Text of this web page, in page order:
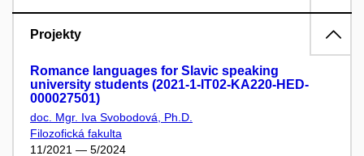
Projekty
Romance languages for Slavic speaking
university students (2021-1-IT02-KA220-HED-
000027501)
doc. Mgr. Iva Svobodová, Ph.D.
Filozofická fakulta
11/2021 — 5/2024